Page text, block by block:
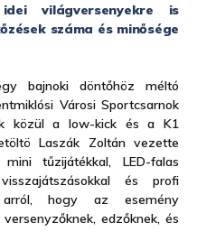
világversenyekre is
száma és minősége
bajnoki döntőhöz méltó
Városi Sportcsarnok
közül a low-kick és a K1
Laszák Zoltán vezette
tűzijátékkal, LED-falas
és profi
arról, hogy az esemény
edzőknek, és